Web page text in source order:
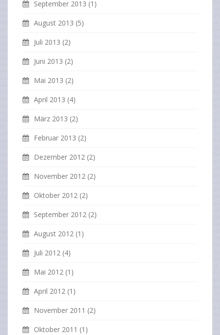
September 2013 (1)
August 2013 (5)
Juli 2013 (2)
Juni 2013 (2)
Mai 2013 (2)
April 2013 (4)
März 2013 (2)
Februar 2013 (2)
Dezember 2012 (2)
November 2012 (2)
Oktober 2012 (2)
September 2012 (2)
August 2012 (1)
Juli 2012 (4)
Mai 2012 (1)
April 2012 (1)
November 2011 (2)
Oktober 2011 (1)